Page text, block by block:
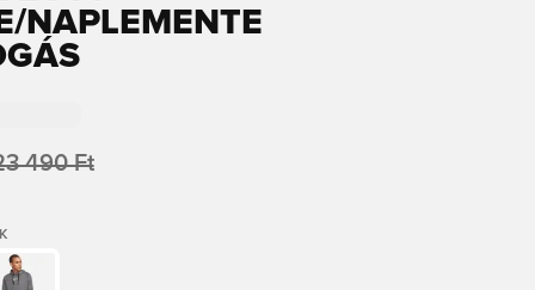
NAPLEMENTE
490 Ft